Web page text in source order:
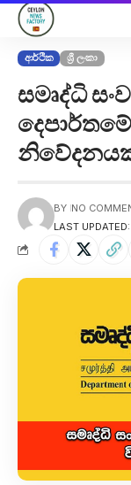
ආර්ථික ශ්‍රී ලංකා
සමෘද්ධි
LAST
BY NO